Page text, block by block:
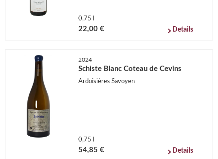
0,75 l
22,00 € Details
2024
Schiste Blanc Coteau de Cevins
Ardoisières Savoyen
0,75 l
54,85 € Details